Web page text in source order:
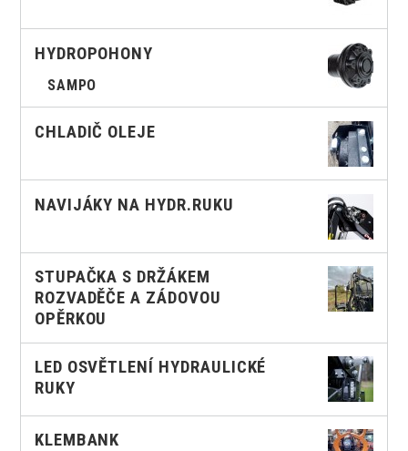
HYDROPOHONY
SAMPO
CHLADIČ OLEJE
NAVIJÁKY NA HYDR.RUKU
STUPAČKA S DRŽÁKEM
ROZVADĚČE A ZÁDOVOU
OPĚRKOU
LED OSVĚTLENÍ HYDRAULICKÉ
RUKY
KLEMBANK